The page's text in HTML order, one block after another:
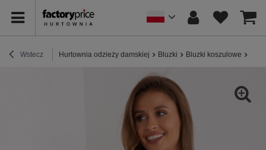
Wstecz Hurtownia odzieży damskiej Bluzki Bluzki koszulowe